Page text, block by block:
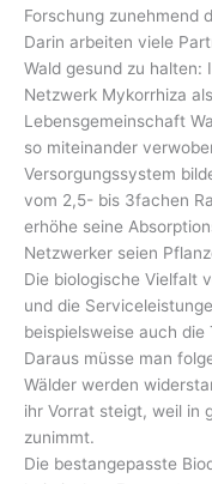
Forschung zunehmend
Darin arbeiten viele
Wald gesund zu halten:
Netzwerk Mykorrhiza
Lebensgemeinschaft
so miteinander
Versorgungssystem
vom 2,5- bis 3fachen
erhöhe seine
Netzwerker seien
Die biologische Vielfalt
und die
beispielsweise auch
Daraus müsse man
Wälder werden
ihr Vorrat steigt, weil in
zunimmt.
Die bestangepasste